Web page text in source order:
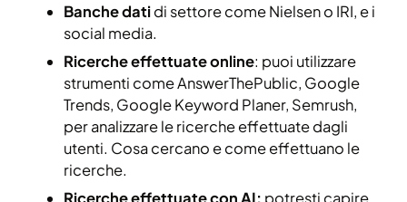
Banche datidi settore come Nielsen o IRI, e i
social media.
Ricerche effettuate online: puoi utilizzare
strumenti come AnswerThePublic, Google
Trends, Google Keyword Planer, Semrush,
per analizzare le ricerche effettuate dagli
utenti. Cosa cercano e come effettuano le
ricerche.
Ricerche effettuate con AI: potresti capire